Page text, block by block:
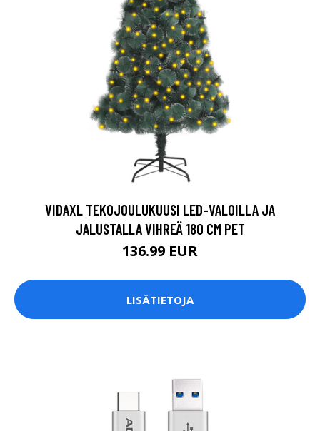
VIDAXL TEKOJOULUKUUSI LED-VALOILLA JA
JALUSTALLA VIHREÄ 180 CM PET
136.99 EUR
LISÄTIETOJA